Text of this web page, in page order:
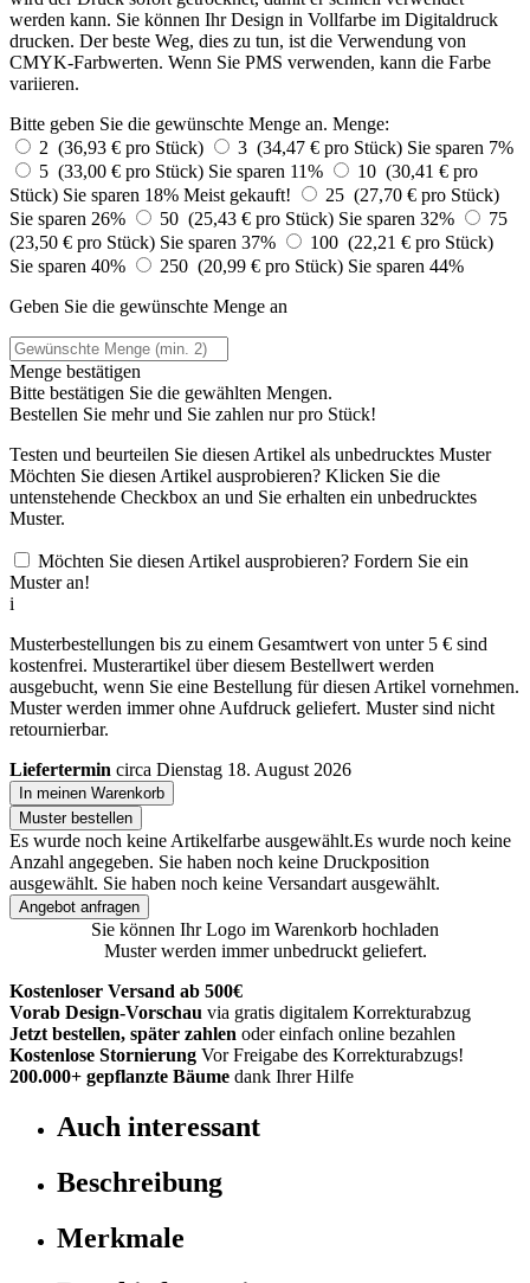
werden kann. Sie können Ihr Design in Vollfarbe im Digitaldruck
drucken. Der beste Weg, dies zu tun, ist die Verwendung von
CMYK-Farbwerten. Wenn Sie PMS verwenden, kann die Farbe
variieren.
Bitte geben Sie die gewünschte Menge an. Menge:
2 (36,93 € pro Stück)
3 (34,47 € pro Stück) Sie sparen 7%
5 (33,00 € pro Stück) Sie sparen 11%
10 (30,41 € pro
Stück) Sie sparen 18% Meist gekauft!
25 (27,70 € pro Stück)
Sie sparen 26%
50 (25,43 € pro Stück) Sie sparen 32%
75
(23,50 € pro Stück) Sie sparen 37%
100 (22,21 € pro Stück)
Sie sparen 40%
250 (20,99 € pro Stück) Sie sparen 44%
Geben Sie die gewünschte Menge an
Menge bestätigen
Bitte bestätigen Sie die gewählten Mengen.
Bestellen Sie mehr und Sie zahlen nurpro Stück!
Testen und beurteilen Sie diesen Artikel als unbedrucktes Muster
Möchten Sie diesen Artikel ausprobieren? Klicken Sie die
untenstehende Checkbox an und Sie erhalten ein unbedrucktes
Muster.
Möchten Sie diesen Artikel ausprobieren? Fordern Sie ein
Muster an!
i
Musterbestellungen bis zu einem Gesamtwert von unter 5 € sind
kostenfrei. Musterartikel über diesem Bestellwert werden
ausgebucht, wenn Sie eine Bestellung für diesen Artikel vornehmen.
Muster werden immer ohne Aufdruck geliefert. Muster sind nicht
retournierbar.
Liefertermin circa Dienstag 18. August 2026
In meinen Warenkorb
Muster bestellen
Es wurde noch keine Artikelfarbe ausgewählt.Es wurde noch keine
Anzahl angegeben. Sie haben noch keine Druckposition
ausgewählt. Sie haben noch keine Versandart ausgewählt.
Angebot anfragen
Sie können Ihr Logo im Warenkorb hochladen
Muster werden immer unbedruckt geliefert.
Kostenloser Versand ab 500€
Vorab Design-Vorschau via gratis digitalem Korrekturabzug
Jetzt bestellen, später zahlen oder einfach online bezahlen
Kostenlose Stornierung Vor Freigabe des Korrekturabzugs!
200.000+ gepflanzte Bäume dank Ihrer Hilfe
Auch interessant
Beschreibung
Merkmale